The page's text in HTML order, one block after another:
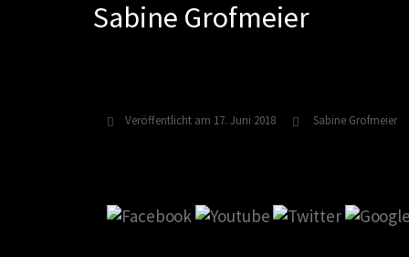
Sabine Grofmeier
Veröffentlicht am 17. Juni 2018 Sabine Grofmeier